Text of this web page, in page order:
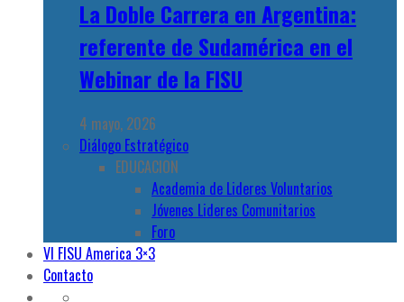
La Doble Carrera en Argentina:
referente de Sudamérica en el
Webinar de la FISU
4 mayo, 2026
Diálogo Estratégico
EDUCACION
Academia de Lideres Voluntarios
Jóvenes Lideres Comunitarios
Foro
VI FISU America 3×3
Contacto